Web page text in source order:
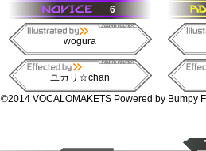
6
wogura
ユカリ☆chan
©2014 VOCALOMAKETS Powered by